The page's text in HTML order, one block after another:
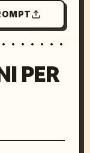
PER